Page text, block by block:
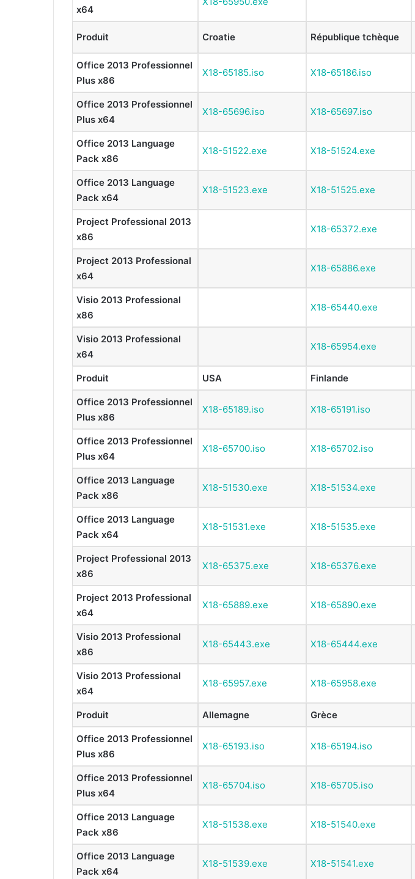
x64
Produit Croatie République tchèque
Office 2013 Professionnel
Plus x86
X18-65185.iso X18-65186.iso
Office 2013 Professionnel
Plus x64
X18-65696.iso X18-65697.iso
Office 2013 Language
Pack x86
X18-51522.exe X18-51524.exe
Office 2013 Language
Pack x64
X18-51523.exe X18-51525.exe
Project Professional 2013
x86
X18-65372.exe
Project 2013 Professional
x64
X18-65886.exe
Visio 2013 Professional
x86
X18-65440.exe
Visio 2013 Professional
x64
X18-65954.exe
Produit USA Finlande
Office 2013 Professionnel
Plus x86
X18-65189.iso X18-65191.iso
Office 2013 Professionnel
Plus x64
X18-65700.iso X18-65702.iso
Office 2013 Language
Pack x86
X18-51530.exe X18-51534.exe
Office 2013 Language
Pack x64
X18-51531.exe X18-51535.exe
Project Professional 2013
x86
X18-65375.exe X18-65376.exe
Project 2013 Professional
x64
X18-65889.exe X18-65890.exe
Visio 2013 Professional
x86
X18-65443.exe X18-65444.exe
Visio 2013 Professional
x64
X18-65957.exe X18-65958.exe
Produit Allemagne Grèce
Office 2013 Professionnel
Plus x86
X18-65193.iso X18-65194.iso
Office 2013 Professionnel
Plus x64
X18-65704.iso X18-65705.iso
Office 2013 Language
Pack x86
X18-51538.exe X18-51540.exe
Office 2013 Language
Pack x64
X18-51539.exe X18-51541.exe